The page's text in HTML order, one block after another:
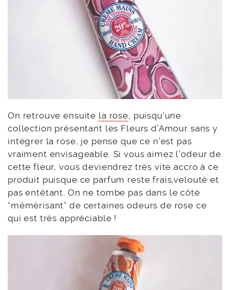
On retrouve ensuite la rose, puisqu’une
collection présentant les Fleurs d’Amour sans y
intégrer la rose, je pense que ce n’est pas
vraiment envisageable. Si vous aimez l’odeur de
cette fleur, vous deviendrez très vite accro à ce
produit puisque ce parfum reste frais,velouté et
pas entêtant. On ne tombe pas dans le côté
“mémèrisant” de certaines odeurs de rose ce
qui est très appréciable !